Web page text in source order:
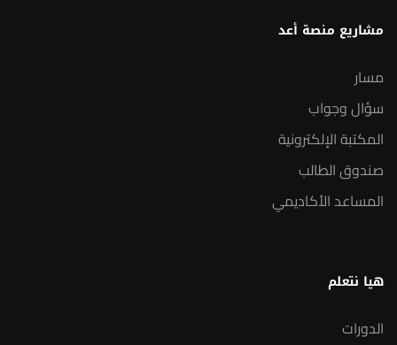
مشاريع منصة أعد
مسار
سؤال وجواب
المكتبة الإلكترونية
صندوق الطالب
المساعد الأكاديمي
هيا نتعلم
الدورات